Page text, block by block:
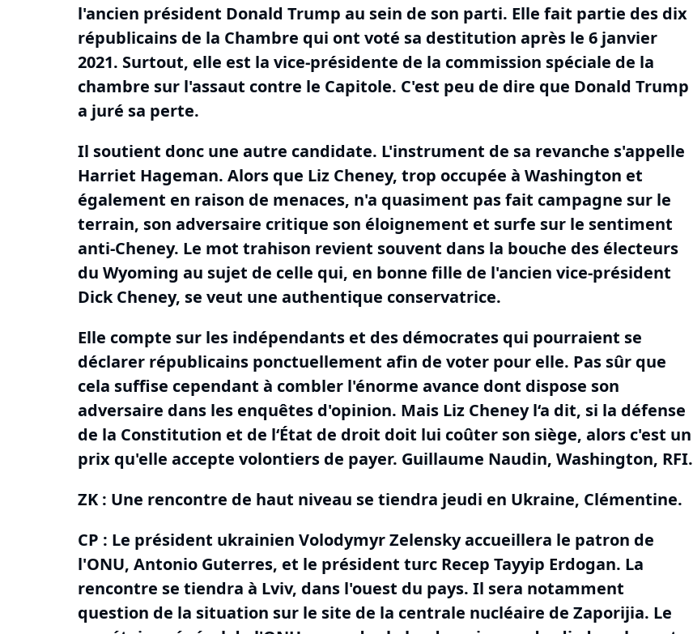
l'ancien président Donald Trump au sein de son parti. Elle fait partie des dix
républicains de la Chambre qui ont voté sa destitution après le 6 janvier
2021. Surtout, elle est la vice-présidente de la commission spéciale de la
chambre sur l'assaut contre le Capitole. C'est peu de dire que Donald Trump
a juré sa perte.
Il soutient donc une autre candidate. L'instrument de sa revanche s'appelle
Harriet Hageman. Alors que Liz Cheney, trop occupée à Washington et
également en raison de menaces, n'a quasiment pas fait campagne sur le
terrain, son adversaire critique son éloignement et surfe sur le sentiment
anti-Cheney. Le mot trahison revient souvent dans la bouche des électeurs
du Wyoming au sujet de celle qui, en bonne fille de l'ancien vice-président
Dick Cheney, se veut une authentique conservatrice.
Elle compte sur les indépendants et des démocrates qui pourraient se
déclarer républicains ponctuellement afin de voter pour elle. Pas sûr que
cela suffise cependant à combler l'énorme avance dont dispose son
adversaire dans les enquêtes d'opinion. Mais Liz Cheney l‘a dit, si la défense
de la Constitution et de l‘État de droit doit lui coûter son siège, alors c'est un
prix qu'elle accepte volontiers de payer. Guillaume Naudin, Washington, RFI.
ZK : Une rencontre de haut niveau se tiendra jeudi en Ukraine, Clémentine.
CP : Le président ukrainien Volodymyr Zelensky accueillera le patron de
l'ONU, Antonio Guterres, et le président turc Recep Tayyip Erdogan. La
rencontre se tiendra à Lviv, dans l'ouest du pays. Il sera notamment
question de la situation sur le site de la centrale nucléaire de Zaporijia. Le